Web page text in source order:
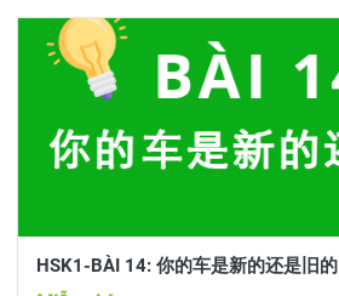
HSK1-BÀI 14: 你的车是新的还是旧的